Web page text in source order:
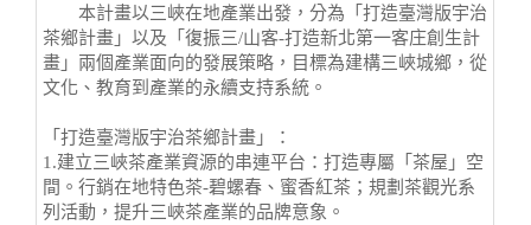
本計畫以三峽在地產業出發，分為「打造臺灣版宇治
茶鄉計畫」以及「復振三/山客-打造新北第一客庄創生計
畫」兩個產業面向的發展策略，目標為建構三峽城鄉，從
文化、教育到產業的永續支持系統。
「打造臺灣版宇治茶鄉計畫」：
1.建立三峽茶產業資源的串連平台：打造專屬「茶屋」空
間。行銷在地特色茶-碧螺春、蜜香紅茶；規劃茶觀光系
列活動，提升三峽茶產業的品牌意象。